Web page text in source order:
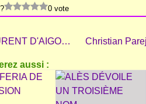
0 vote
ST-LAURENT D'AIGOUZE 2024
aussi :